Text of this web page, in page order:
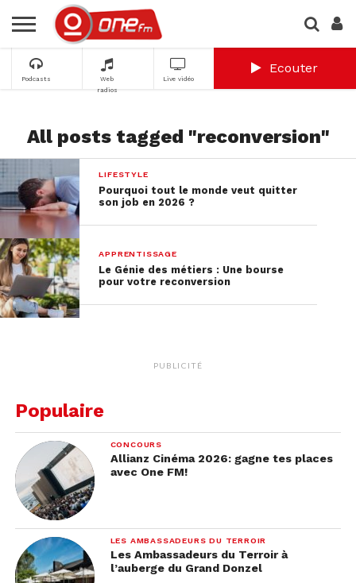
Podcasts
Web
radios
Live vidéo
Ecouter
All posts tagged "reconversion"
LIFESTYLE
Pourquoi tout le monde veut quitter
son job en 2026 ?
APPRENTISSAGE
Le Génie des métiers : Une bourse
pour votre reconversion
PUBLICITÉ
Populaire
CONCOURS
Allianz Cinéma 2026: gagne tes places
avec One FM!
LES AMBASSADEURS DU TERROIR
Les Ambassadeurs du Terroir à
l’auberge du Grand Donzel